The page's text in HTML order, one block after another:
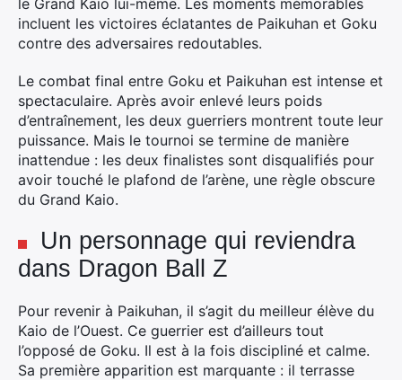
le Grand Kaio lui-même. Les moments mémorables
incluent les victoires éclatantes de Paikuhan et Goku
contre des adversaires redoutables.
Le combat final entre Goku et Paikuhan est intense et
spectaculaire. Après avoir enlevé leurs poids
d’entraînement, les deux guerriers montrent toute leur
puissance. Mais le tournoi se termine de manière
inattendue : les deux finalistes sont disqualifiés pour
avoir touché le plafond de l’arène, une règle obscure
du Grand Kaio.
Un personnage qui reviendra
dans Dragon Ball Z
Pour revenir à Paikuhan, il s’agit du meilleur élève du
Kaio de l’Ouest. Ce guerrier est d’ailleurs tout
l’opposé de Goku. Il est à la fois discipliné et calme.
Sa première apparition est marquante : il terrasse
Rechercher
: